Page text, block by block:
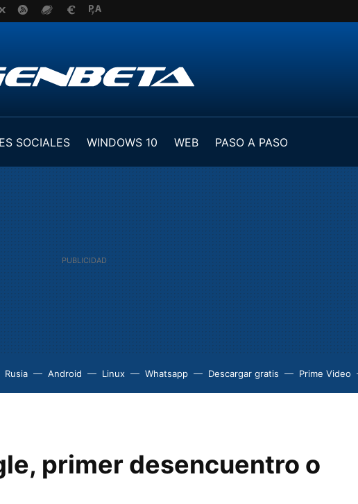
SOCIALES WINDOWS 10 WEB
PASO A PASO
Rusia Android Linux Whatsapp Descargar gratis Prime Video
primer desencuentro o